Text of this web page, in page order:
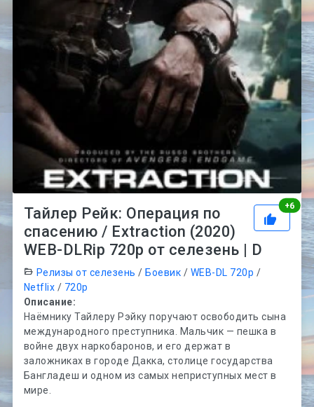
+6
Тайлер Рейк: Операция по
спасению / Extraction (2020)
WEB-DLRip 720p от селезень | D
Релизы от селезень / Боевик / WEB-DL 720p /
Netflix / 720p
Описание:
Наёмнику Тайлеру Рэйку поручают освободить сына
международного преступника. Мальчик — пешка в
войне двух наркобаронов, и его держат в
заложниках в городе Дакка, столице государства
Бангладеш и одном из самых неприступных мест в
мире.